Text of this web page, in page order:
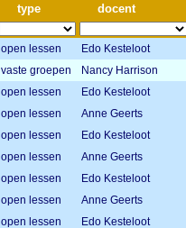
type docent
open lessen
Edo Kesteloot
vaste groepen
Nancy Harrison
open lessen
Edo Kesteloot
open lessen
Anne Geerts
open lessen
Edo Kesteloot
open lessen
Anne Geerts
open lessen
Edo Kesteloot
open lessen
Anne Geerts
open lessen
Edo Kesteloot